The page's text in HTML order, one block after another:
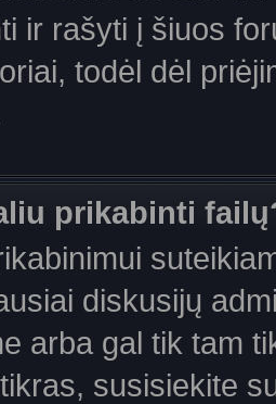
ir rašyti į šiuos
todėl dėl
prikabinti
diskusijų
arba gal tik tam
susisiekite